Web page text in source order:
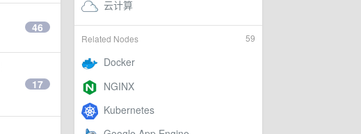
59
Related Nodes
46
17